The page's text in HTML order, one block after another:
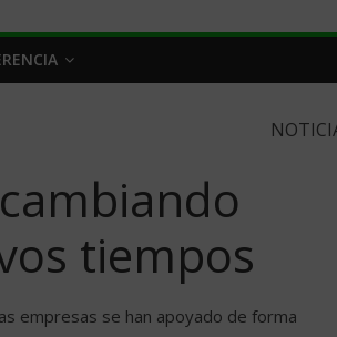
tiempos
empresas se han apoyado de forma